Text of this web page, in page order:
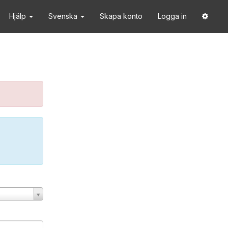
Hjälp Svenska Skapa konto Logga in